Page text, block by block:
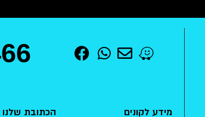
מידע לקונים הכתובת שלנו